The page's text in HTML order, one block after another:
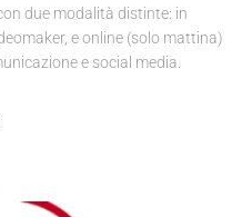
due modalità distinte: in
e online (solo mattina)
e social media.